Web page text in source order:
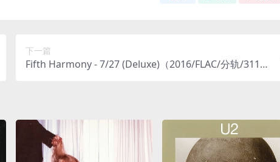
下一篇
Fifth Harmony - 7/27 (Deluxe)（2016/FLAC/分轨/311